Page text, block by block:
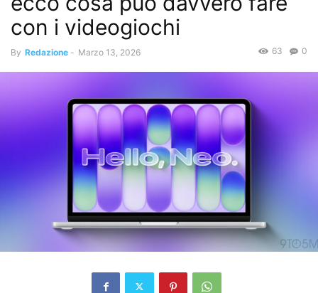
con i videogiochi
By Redazione - Marzo 13, 2026 0
63